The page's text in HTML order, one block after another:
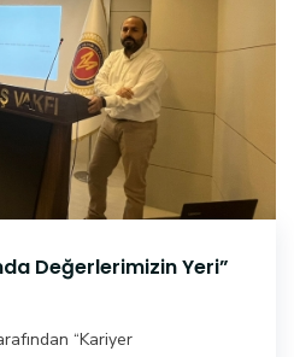
Değerlerimizin Yeri”
“Kariyer